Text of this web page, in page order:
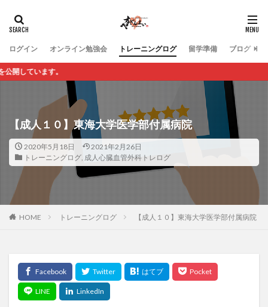
ログイン オンライン勉強会 トレーニングログ 留学準備 ブログ
ます。
【成人１０】東海大学医学部付属病院
2020年5月18日
2021年2月26日
トレーニングログ, 成人心臓血管外科トレログ
HOME トレーニングログ 【成人１０】東海大学医学部付属病院